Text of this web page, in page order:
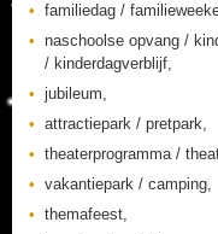
familiedag /
naschoolse opvang /
/ kinderdagverblijf,
jubileum,
attractiepark / pretpark,
theaterprogramma /
vakantiepark / camping,
themafeest,